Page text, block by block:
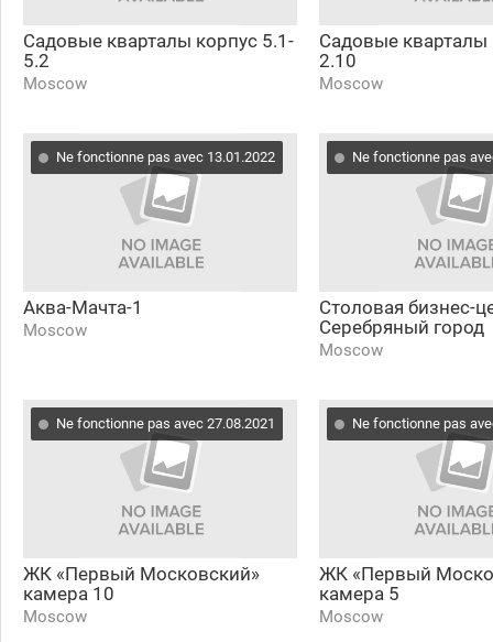
Садовые кварталы корпус 5.1-
5.2
Moscow
Садовые кварталы
2.10
Moscow
Ne fonctionne pas avec 13.01.2022
Аква-Мачта-1
Moscow
Ne fonctionne pas
Столовая бизнес-
Серебряный город
Moscow
Ne fonctionne pas avec 27.08.2021
ЖК «Первый Московский»
камера 10
Moscow
Ne fonctionne pas
ЖК «Первый
камера 5
Moscow